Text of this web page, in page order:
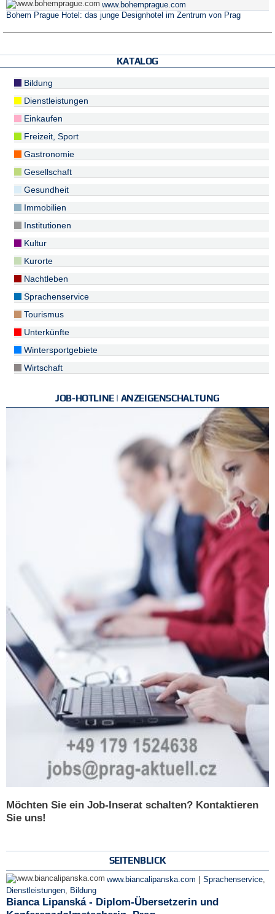
www.bohemprague.com
Bohem Prague Hotel: das junge Designhotel im Zentrum von Prag
KATALOG
Bildung
Dienstleistungen
Einkaufen
Freizeit, Sport
Gastronomie
Gesellschaft
Gesundheit
Immobilien
Institutionen
Kultur
Kurorte
Nachtleben
Sprachenservice
Tourismus
Unterkünfte
Wintersportgebiete
Wirtschaft
JOB-HOTLINE | ANZEIGENSCHALTUNG
Möchten Sie ein Job-Inserat schalten? Kontaktieren
Sie uns!
SEITENBLICK
www.biancalipanska.com | Sprachenservice,
Dienstleistungen, Bildung
Bianca Lipanská - Diplom-Übersetzerin und